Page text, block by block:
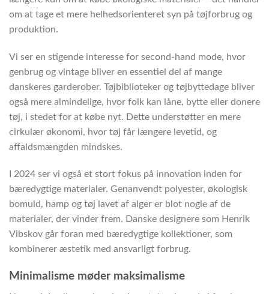
om at tage et mere helhedsorienteret syn på tøjforbrug og
produktion.
Vi ser en stigende interesse for second-hand mode, hvor
genbrug og vintage bliver en essentiel del af mange
danskeres garderober. Tøjbiblioteker og tøjbyttedage bliver
også mere almindelige, hvor folk kan låne, bytte eller donere
tøj, i stedet for at købe nyt. Dette understøtter en mere
cirkulær økonomi, hvor tøj får længere levetid, og
affaldsmængden mindskes.
I 2024 ser vi også et stort fokus på innovation inden for
bæredygtige materialer. Genanvendt polyester, økologisk
bomuld, hamp og tøj lavet af alger er blot nogle af de
materialer, der vinder frem. Danske designere som Henrik
Vibskov går foran med bæredygtige kollektioner, som
kombinerer æstetik med ansvarligt forbrug.
Minimalisme møder maksimalisme